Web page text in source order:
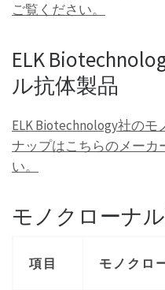
ご覧ください。
ELK
ル抗体製品
ELK Biotechnology社の
ナップはこちらのメーカ
い。
モノクローナ
項目 モノクロ